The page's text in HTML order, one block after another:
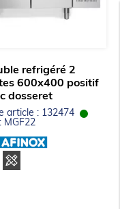
refrigéré 2
600x400 positif
dosseret
article : 132474
MGF22